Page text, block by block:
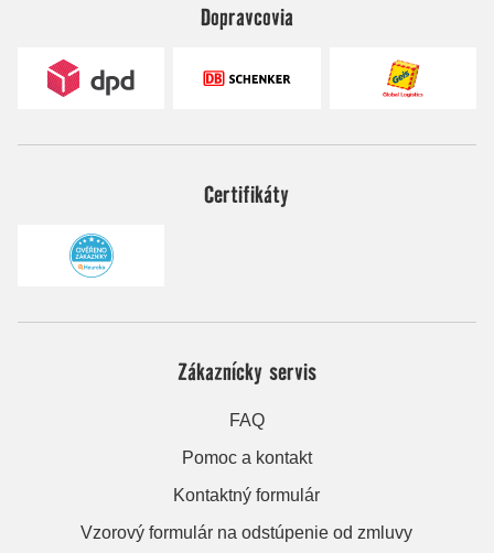
Dopravcovia
Certifikáty
Zákaznícky servis
FAQ
Pomoc a kontakt
Kontaktný formulár
Vzorový formulár na odstúpenie od zmluvy